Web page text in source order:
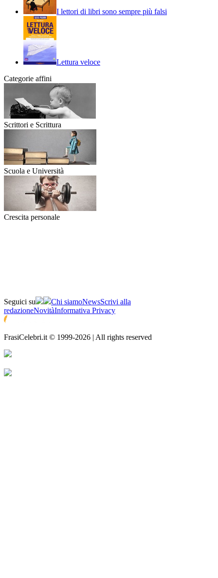
I lettori di libri sono sempre più falsi
Lettura veloce
Categorie affini
Scrittori e Scrittura
Scuola e Università
Crescita personale
Seguici su Chi siamoNewsScrivi alla
redazioneNovitàInformativa Privacy
FrasiCelebri.it © 1999-2026 | All rights reserved